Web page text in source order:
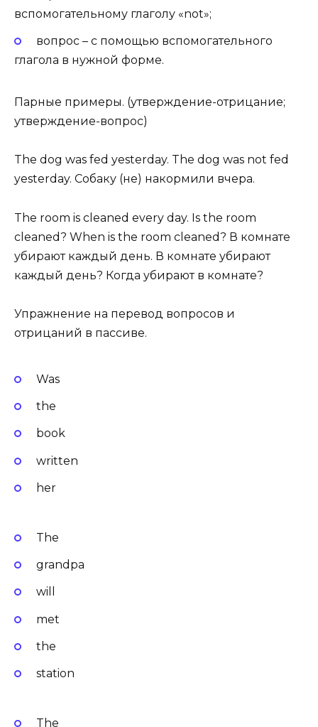
вспомогательному глаголу «not»;
вопрос – с помощью вспомогательного
глагола в нужной форме.
Парные примеры. (утверждение-отрицание;
утверждение-вопрос)
The dog was fed yesterday. The dog was not fed
yesterday. Собаку (не) накормили вчера.
The room is cleaned every day. Is the room
cleaned? When is the room cleaned? В комнате
убирают каждый день. В комнате убирают
каждый день? Когда убирают в комнате?
Упражнение на перевод вопросов и
отрицаний в пассиве.
Was
the
book
written
her
The
grandpa
will
met
the
station
The